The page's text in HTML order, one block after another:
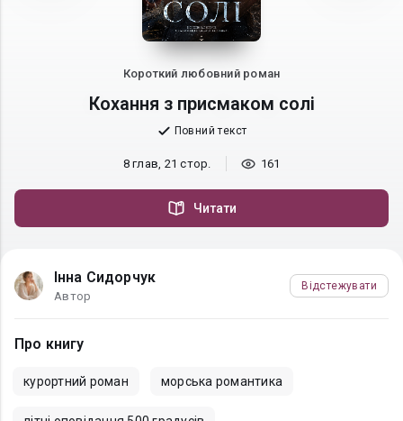
Короткий любовний роман
Кохання з присмаком солі
Повний текст
8 глав, 21 стор. 161
Читати
Інна Сидорчук
Автор
Відстежувати
Про книгу
курортний роман морська романтика